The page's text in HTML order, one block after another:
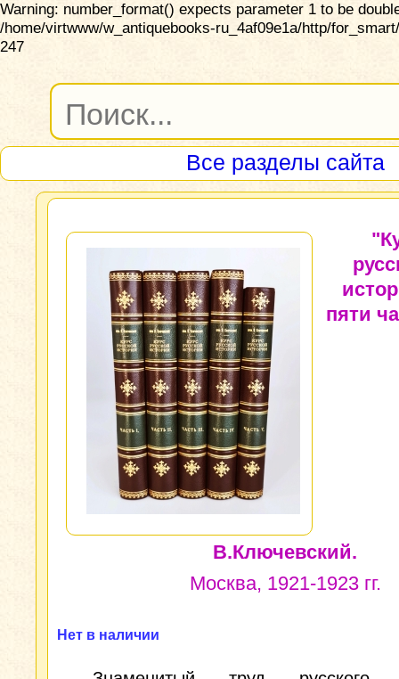
Warning: number_format() expects parameter 1 to be
/home/virtwww/w_antiquebooks-ru_4af09e1a/http/
247
Все разделы сайта
пяти
В.Ключевский.
Москва, 1921-1923 гг.
Нет в наличии